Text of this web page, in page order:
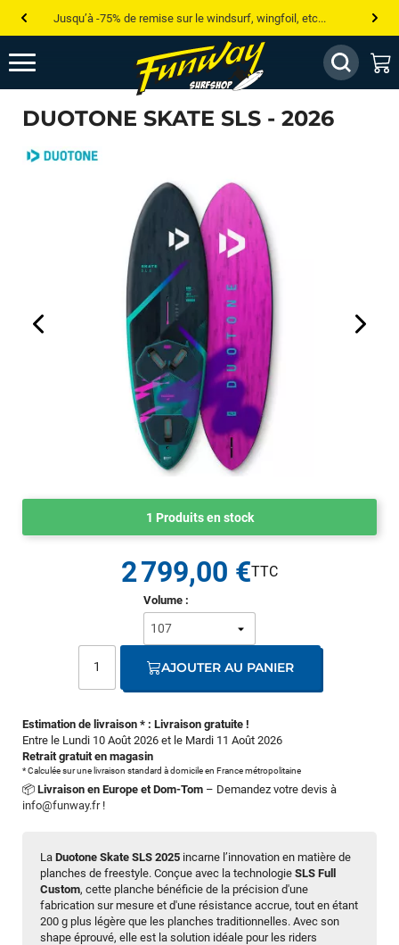
Jusqu’à -75% de remise sur le windsurf, wingfoil, etc...
💰 Meilleur prix garanti — Moins cher ailleurs ? On s’aligne !
Besoin de conseils de pro ? Appelle nous !
DUOTONE SKATE SLS - 2026
La Duotone Skate SLS 2025 incarne l’innovation en matière de
planches de freestyle. Conçue avec la technologie SLS Full
Custom, cette planche bénéficie de la précision d'une
fabrication sur mesure et d'une résistance accrue, tout en étant
200 g plus légère que les planches traditionnelles. Avec son
shape éprouvé, elle est la solution idéale pour les riders
1 Produits en stock
Estimation de livraison * : Livraison gratuite !
Entre le Lundi 10 Août 2026 et le Mardi 11 Août 2026
Retrait gratuit en magasin
* Calculée sur une livraison standard à domicile en France métropolitaine
📦 Livraison en Europe et Dom-Tom – Demandez votre devis à
info@funway.fr!
Volume :
2 799,00 €
AJOUTER AU PANIER